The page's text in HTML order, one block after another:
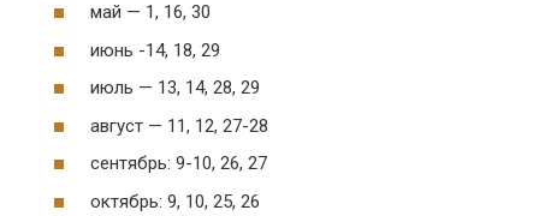
май — 1, 16, 30
июнь -14, 18, 29
июль — 13, 14, 28, 29
август — 11, 12, 27-28
сентябрь: 9-10, 26, 27
октябрь: 9, 10, 25, 26